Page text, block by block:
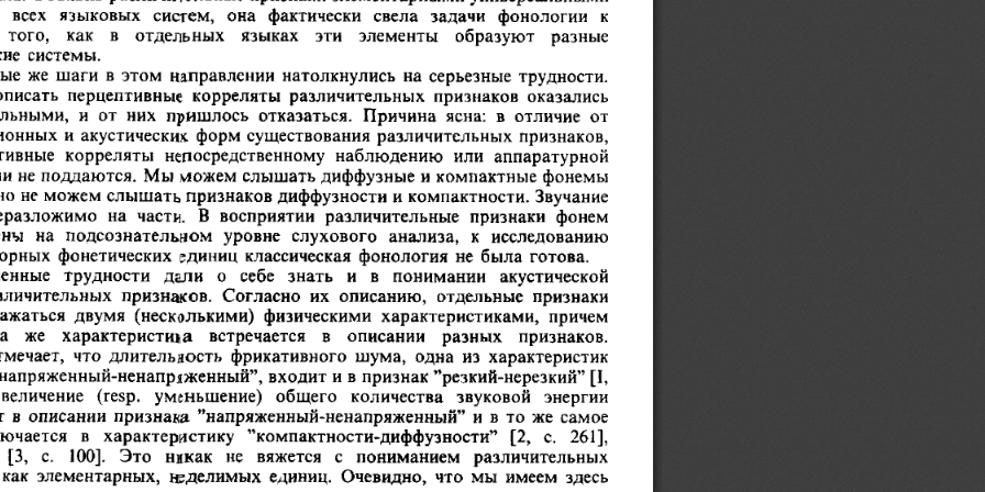
   всех
   языковых    сисгем,   она   фактически   свела    задачи    фонологии   к
как    в    отдельных     языках     эти    элементы
    образуют
    разные
системы.
же  шаги  в  этом  направлении  натолкнулись   на  серьезные   трудности.
перцептивные   корреляты  различительных   признаков  оказались
и  от   них   пришлось   отказаться.   Причина  ясна;  в  отличие   от
и  акустических   форм  существования  различительных  признаков,
корреляты   непосредственному   наблюдению   или   аппаратурной
не поддаются.  Мы  \*ожем  слышать  диффузные  и компактные  фонемы
но  не можем  слышать  признаков диффузности  и компактности.  Звучание
на   части.   В  восприятии   различительные   признаки  фонем
на   подсознательном   уровне
   слухового
   анализа,   к   исследованию
фонетических  единиц  классическая  фонология  не  была   готова.
трудности    дали    о    себе    знать    и   в   понимании    акустической
признаков.  Согласно   их   описанию,  отдельные   признаки
   двумя
   (несколькими)  физическими  характеристиками,   причем
же    характеристика     встречается     в    описании    разных    признаков.
что  длительность   фрикативного  шума,   одна   из   характеристик
ненапряженный",
входит
  и  в признак "резкий-нерезкий" [I,
(resp.    уменьшение)    общего    количества    звуковой    энергии
в  описании  признака  "напряженный-ненапряженный"  и  в  то  же  самое
в   характеристику    "компактности-диффузности"   [2,   с.    261],
[3,   с.    100].   Это    никак   не   вяжется    с   пониманием    различительных
как  элементарных,   неделимых   единиц.  Очевидно,  что  мы  имеем   здесь